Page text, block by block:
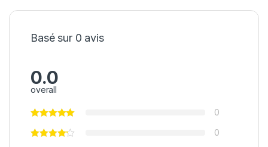
Basé sur 0 avis
0.0
overall
0
0